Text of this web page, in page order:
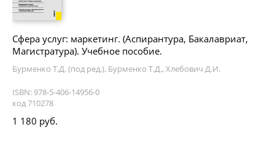
Сфера услуг: маркетинг. (Аспирантура, Бакалавриат,
Магистратура). Учебное пособие.
Бурменко Т.Д. (под ред.), Бурменко Т.Д., Хлебович Д.И.
ISBN: 978-5-406-14956-0
код 710278
1 180 руб.